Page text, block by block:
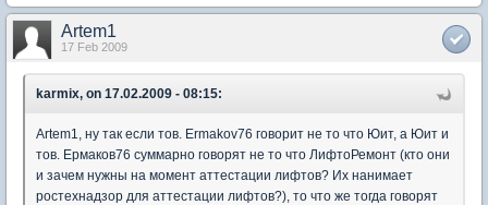
Artem1
17 Feb 2009
karmix, on 17.02.2009 - 08:15:
Artem1, ну так если тов. Ermakov76 говорит не то что Юит, а Юит и
тов. Ермаков76 суммарно говорят не то что ЛифтоРемонт (кто они
и зачем нужны на момент аттестации лифтов? Их нанимает
ростехнадзор для аттестации лифтов?), то что же тогда говорят